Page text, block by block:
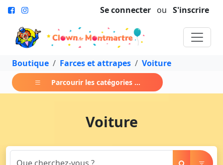
Se connecter ou S'inscrire
Boutique Farces et attrapes Voiture
Parcourir les catégories ...
Voiture